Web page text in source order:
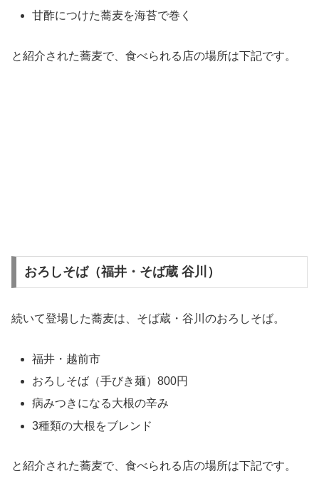
甘酢につけた蕎麦を海苔で巻く
と紹介された蕎麦で、食べられる店の場所は下記です。
おろしそば（福井・そば蔵 谷川）
続いて登場した蕎麦は、そば蔵・谷川のおろしそば。
福井・越前市
おろしそば（手びき麺）800円
病みつきになる大根の辛み
3種類の大根をブレンド
と紹介された蕎麦で、食べられる店の場所は下記です。